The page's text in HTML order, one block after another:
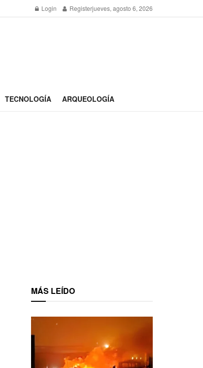
Login Registerjueves, agosto 6, 2026
TECNOLOGÍA ARQUEOLOGÍA
MÁS LEÍDO